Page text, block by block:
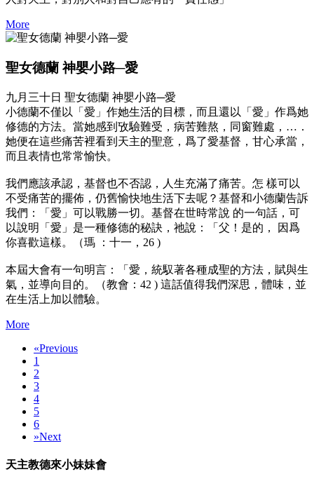
More
聖女德蘭 神嬰小路─愛
九月三十日 聖女德蘭 神嬰小路─愛
小德蘭不僅以「愛」作她生活的目標，而且還以「愛」作爲她
修德的方法。當她感到攷驗難受，病苦難熬，同窗難處，…．
她便在這些痛苦裡看到天主的聖意，爲了愛基督，甘心承當，
而且表情也常常愉快。
我們應該承認，基督也不否認，人生充滿了痛苦。怎 樣可以
不受痛苦的擺佈，仍舊愉快地生活下去呢？基督和小德蘭告訴
我們：「愛」可以戰勝一切。基督在世時常說 的一句話，可
以說明「愛」是一種修德的秘訣，祂說：「父！是的， 因爲
你喜歡這樣。（瑪 ：十一，26 )
本屆大會有一句明言：「愛，統馭著各種成聖的方法，賦與生
氣，並導向目的。（教會：42 ) 這話值得我們深思，體味，並
在生活上加以體驗。
More
«Previous
1
2
3
4
5
6
»Next
天主教德來小妹妹會